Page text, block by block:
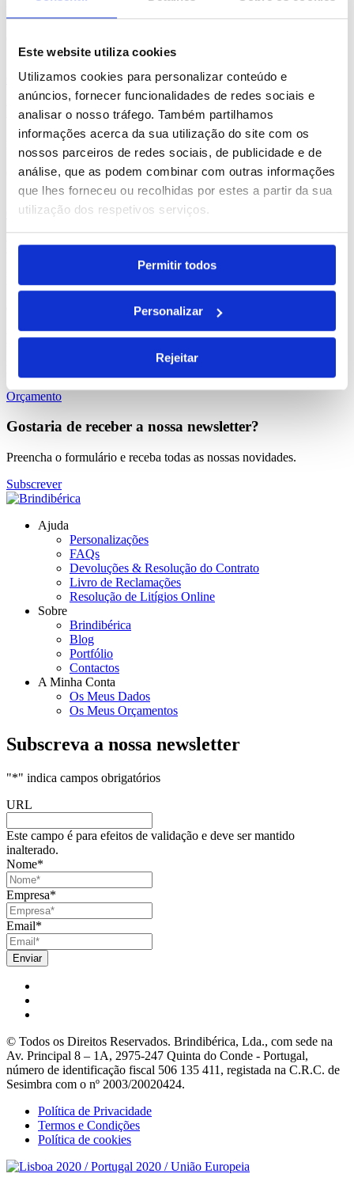
Este website utiliza cookies
Utilizamos cookies para personalizar conteúdo e
anúncios, fornecer funcionalidades de redes sociais e
analisar o nosso tráfego. Também partilhamos
informações acerca da sua utilização do site com os
nossos parceiros de redes sociais, de publicidade e de
análise, que as podem combinar com outras informações
que lhes forneceu ou recolhidas por estes a partir da sua
utilização dos respetivos serviços.
Permitir todos
Personalizar
Rejeitar
Comprar
Mejure
REF. BI-MO-MO2480-14
desde 2.76 €
Comprar
Mia
REF. BI-MO-MO8238
Precisa de um orçamento personalizado?
Estamos ao dispor para responder aos seus pedidos.
Orçamento
Gostaria de receber a nossa newsletter?
Preencha o formulário e receba todas as nossas novidades.
Subscrever
Ajuda
Personalizações
FAQs
Devoluções & Resolução do Contrato
Livro de Reclamações
Resolução de Litígios Online
Sobre
Brindibérica
Blog
Portfólio
Contactos
A Minha Conta
Os Meus Dados
Os Meus Orçamentos
Subscreva a nossa newsletter
"*" indica campos obrigatórios
URL
Este campo é para efeitos de validação e deve ser mantido
inalterado.
Nome*
Empresa*
Email*
© Todos os Direitos Reservados. Brindibérica, Lda., com sede na
Av. Principal 8 – 1A, 2975-247 Quinta do Conde - Portugal,
número de identificação fiscal 506 135 411, registada na C.R.C. de
Sesimbra com o nº 2003/20020424.
Política de Privacidade
Termos e Condições
Política de cookies